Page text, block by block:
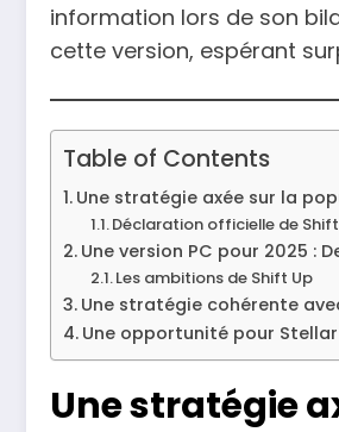
information lors de son
cette version, espérant
Table of Contents
Une stratégie axée sur la
Déclaration officielle de
Une version PC pour 2025 :
Les ambitions de Shift Up
Une stratégie cohérente
Une opportunité pour
Une stratégie